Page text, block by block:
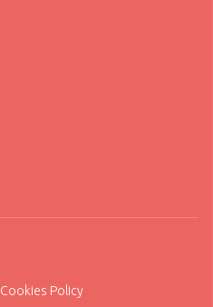
Cookies Policy